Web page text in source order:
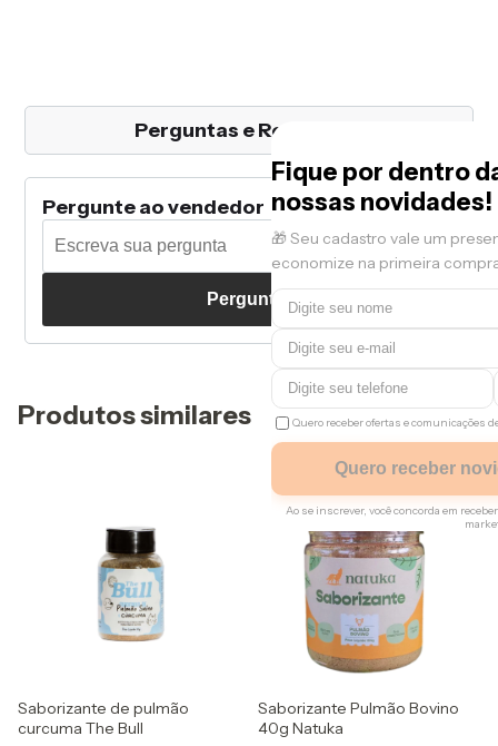
Fique por dentro
nossas novidades!
🎁 Seu cadastro vale um
economize na primeira
Quero receber ofertas e comunicações
Quero receber
Ao se inscrever, você concorda em
Regras
Apenas um resgate por
Utilizaremos os seus dados
navegação e para
do site.
Perguntas e Respostas
Pergunte ao vendedor
Perguntar
Produtos similares
Saborizante de pulmão
curcuma The Bull
Saborizante Pulmão Bovino
40g Natuka